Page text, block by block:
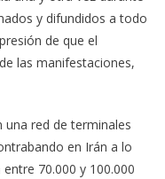
y difundidos a todo
de que el
las manifestaciones,
una red de terminales
en Irán a lo
70.000 y 100.000